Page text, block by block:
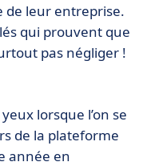
de leur entreprise.
qui prouvent que
pas négliger !
lorsque l’on se
de la plateforme
année en